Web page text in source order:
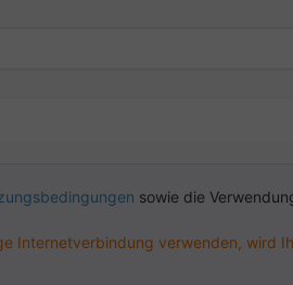
sowie die
Internetverbindung verwenden, wird